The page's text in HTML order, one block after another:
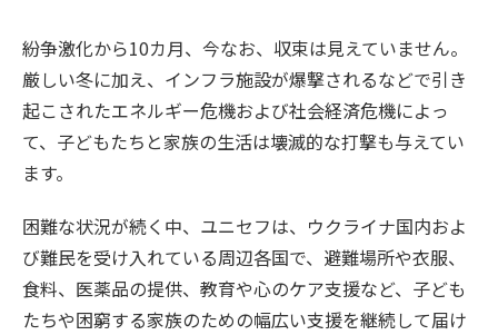
紛争激化から10カ月、今なお、収束は見えていません。
厳しい冬に加え、インフラ施設が爆撃されるなどで引き
起こされたエネルギー危機および社会経済危機によっ
て、子どもたちと家族の生活は壊滅的な打撃も与えてい
ます。
困難な状況が続く中、ユニセフは、ウクライナ国内およ
び難民を受け入れている周辺各国で、避難場所や衣服、
食料、医薬品の提供、教育や心のケア支援など、子ども
たちや困窮する家族のための幅広い支援を継続して届け